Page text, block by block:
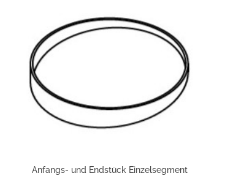
IN DEN WARENKORB
Anfangs- und Endstück Einzelsegment